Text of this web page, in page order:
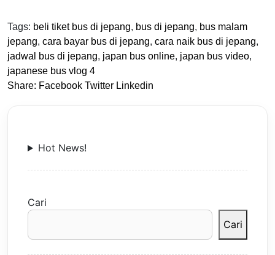
Tags: beli tiket bus di jepang, bus di jepang, bus malam
jepang, cara bayar bus di jepang, cara naik bus di jepang,
jadwal bus di jepang, japan bus online, japan bus video,
japanese bus vlog 4
Share: Facebook Twitter Linkedin
Hot News!
Cari
Cari